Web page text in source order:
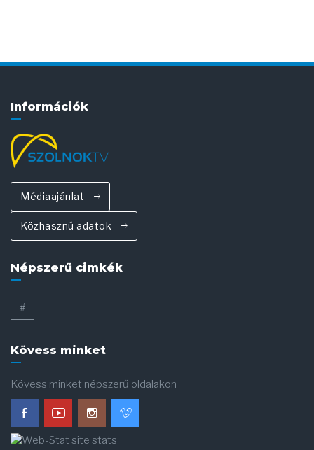
Információk
Médiaajánlat
Közhasznú adatok
Népszerű cimkék
#
Kövess minket
Kövess minket népszerű oldalakon